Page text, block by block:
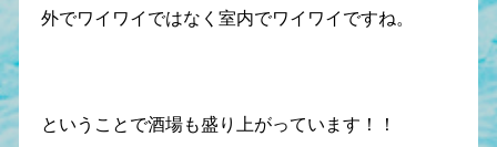
外でワイワイではなく室内でワイワイですね。
ということで酒場も盛り上がっています！！